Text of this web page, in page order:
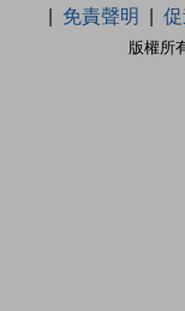
版權所
免責聲明